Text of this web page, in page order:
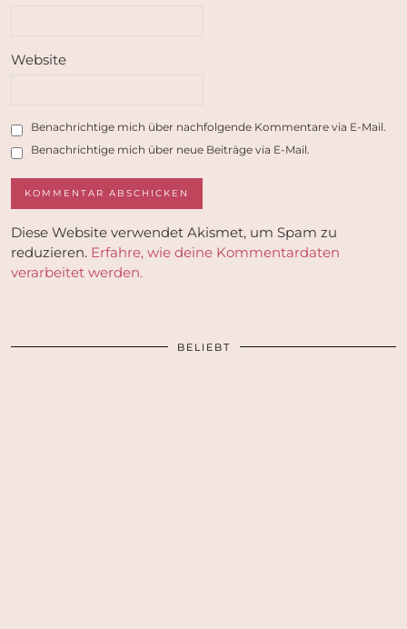
Website
Benachrichtige mich über nachfolgende Kommentare via E-Mail.
Benachrichtige mich über neue Beiträge via E-Mail.
Diese Website verwendet Akismet, um Spam zu
reduzieren. Erfahre, wie deine Kommentardaten
verarbeitet werden.
BELIEBT